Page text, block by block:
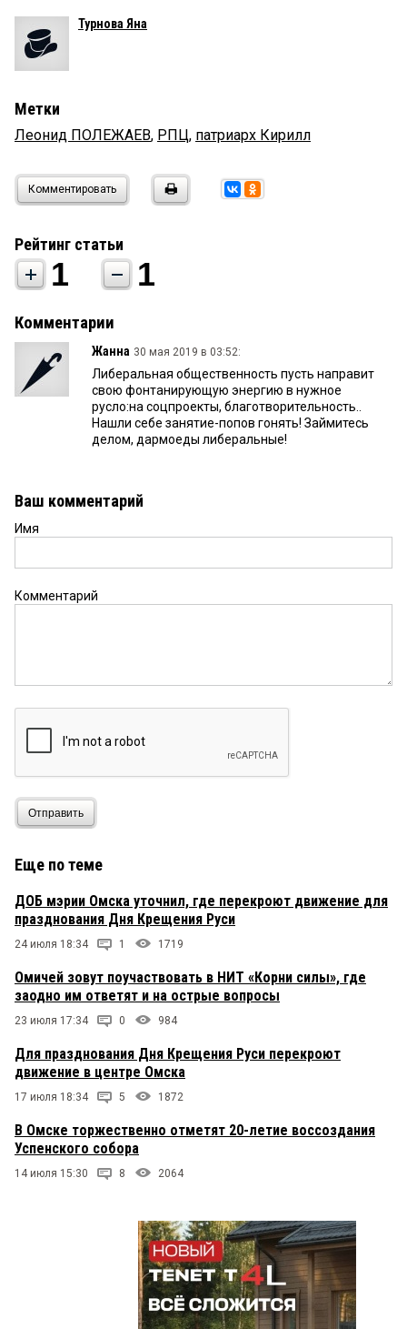
Турнова Яна
Метки
Леонид ПОЛЕЖАЕВ, РПЦ, патриарх Кирилл
Комментировать
Рейтинг статьи
1 1
Комментарии
Жанна 30 мая 2019 в 03:52:
Либеральная общественность пусть направит
свою фонтанирующую энергию в нужное
русло:на соцпроекты, благотворительность..
Нашли себе занятие-попов гонять! Займитесь
делом, дармоеды либеральные!
Ваш комментарий
Имя
Комментарий
Отправить
Еще по теме
ДОБ мэрии Омска уточнил, где перекроют движение для
празднования Дня Крещения Руси
24 июля 18:34 1 1719
Омичей зовут поучаствовать в НИТ «Корни силы», где
заодно им ответят и на острые вопросы
23 июля 17:34 0 984
Для празднования Дня Крещения Руси перекроют
движение в центре Омска
17 июля 18:34 5 1872
В Омске торжественно отметят 20-летие воссоздания
Успенского собора
14 июля 15:30 8 2064